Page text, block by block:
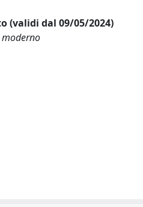
(validi dal 09/05/2024)
moderno